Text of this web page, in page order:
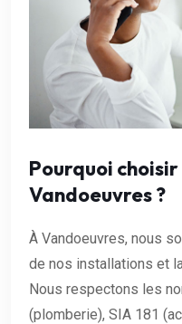
Pourquoi
Vandoeuvres ?
À Vandoeuvres, nous
de nos installations et
Nous respectons les
(plomberie), SIA 181